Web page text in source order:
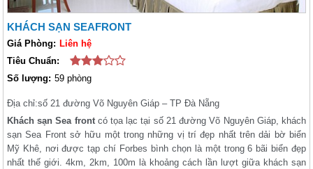
KHÁCH SẠN SEAFRONT
Giá Phòng: Liên hệ
Tiêu Chuẩn:
Số lượng: 59 phòng
Địa chỉ:số 21 đường Võ Nguyên Giáp – TP Đà Nẵng
Khách sạn Sea frontcó tọa lạc tại số 21 đường Võ Nguyên Giáp, khách
sạn Sea Front sở hữu một trong những vị trí đẹp nhất trên dải bờ biển
Mỹ Khê, nơi được tạp chí Forbes bình chọn là một trong 6 bãi biển đẹp
nhất thế giới. 4km, 2km, 100m là khoảng cách lần lượt giữa khách sạn